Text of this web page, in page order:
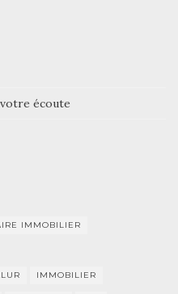
écoute
IMMOBILIER
IMMOBILIER